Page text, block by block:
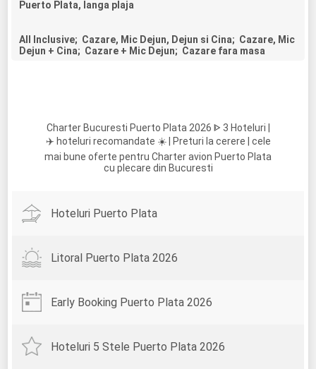
Puerto Plata, langa plaja
All Inclusive; Cazare, Mic Dejun, Dejun si Cina; Cazare, Mic
Dejun + Cina; Cazare + Mic Dejun; Cazare fara masa
Charter Bucuresti Puerto Plata 2026 ᐈ 3 Hoteluri |
✈️ hoteluri recomandate ☀️ | Preturi la cerere | cele
mai bune oferte pentru Charter avion Puerto Plata
cu plecare din Bucuresti
Hoteluri Puerto Plata
Litoral Puerto Plata 2026
Early Booking Puerto Plata 2026
Hoteluri 5 Stele Puerto Plata 2026